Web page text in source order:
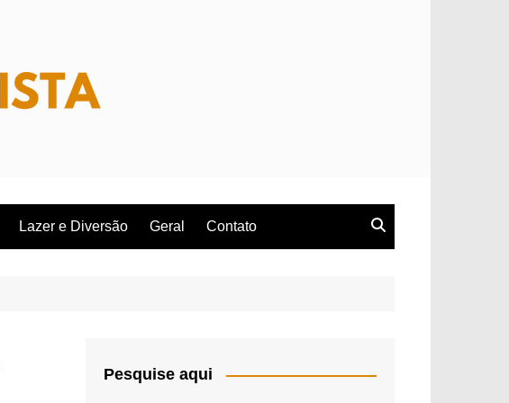
Lazer e Diversão Geral Contato
Pesquise aqui